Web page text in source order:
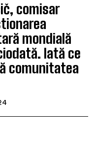
comisar
mondială
Iată ce
comunitatea